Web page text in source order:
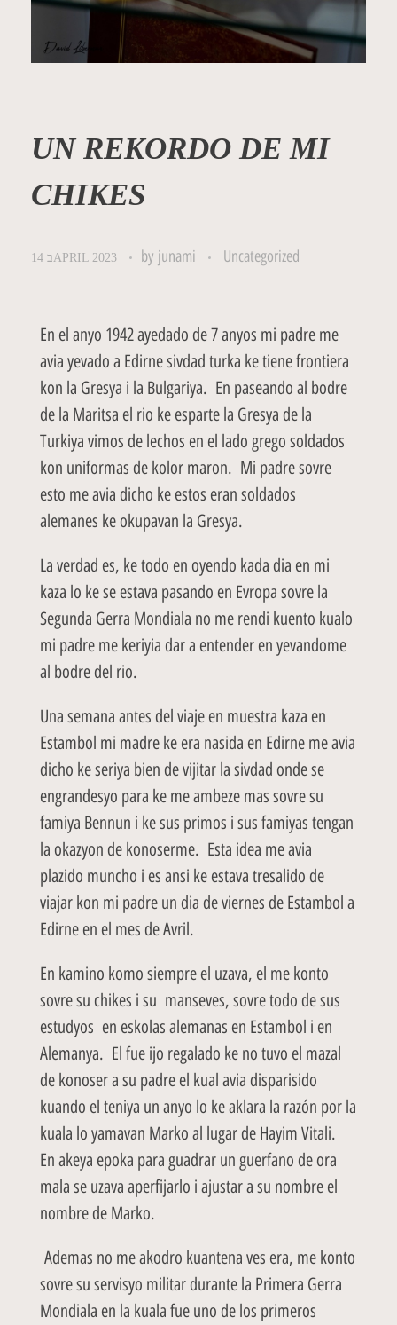
UN REKORDO DE MI
CHIKES
14 בAPRIL 2023 by junami Uncategorized
En el anyo 1942 ayedado de 7 anyos mi padre me
avia yevado a Edirne sivdad turka ke tiene frontiera
kon la Gresya i la Bulgariya. En paseando al bodre
de la Maritsa el rio ke esparte la Gresya de la
Turkiya vimos de lechos en el lado grego soldados
kon uniformas de kolor maron. Mi padre sovre
esto me avia dicho ke estos eran soldados
alemanes ke okupavan la Gresya.
La verdad es, ke todo en oyendo kada dia en mi
kaza lo ke se estava pasando en Evropa sovre la
Segunda Gerra Mondiala no me rendi kuento kualo
mi padre me keriyia dar a entender en yevandome
al bodre del rio.
Una semana antes del viaje en muestra kaza en
Estambol mi madre ke era nasida en Edirne me avia
dicho ke seriya bien de vijitar la sivdad onde se
engrandesyo para ke me ambeze mas sovre su
famiya Bennun i ke sus primos i sus famiyas tengan
la okazyon de konoserme. Esta idea me avia
plazido muncho i es ansi ke estava tresalido de
viajar kon mi padre un dia de viernes de Estambol a
Edirne en el mes de Avril.
En kamino komo siempre el uzava, el me konto
sovre su chikes i su manseves, sovre todo de sus
estudyos en eskolas alemanas en Estambol i en
Alemanya. El fue ijo regalado ke no tuvo el mazal
de konoser a su padre el kual avia disparisido
kuando el teniya un anyo lo ke aklara la razón por la
kuala lo yamavan Marko al lugar de Hayim Vitali.
En akeya epoka para guadrar un guerfano de ora
mala se uzava aperfijarlo i ajustar a su nombre el
nombre de Marko.
Ademas no me akodro kuantena ves era, me konto
sovre su servisyo militar durante la Primera Gerra
Mondiala en la kuala fue uno de los primeros